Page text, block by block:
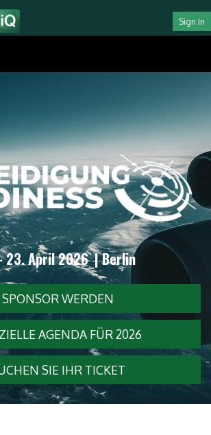
Sign In
23. April 2026| Berlin
SPONSOR WERDEN
AGENDA FÜR 2026
SIE IHR TICKET